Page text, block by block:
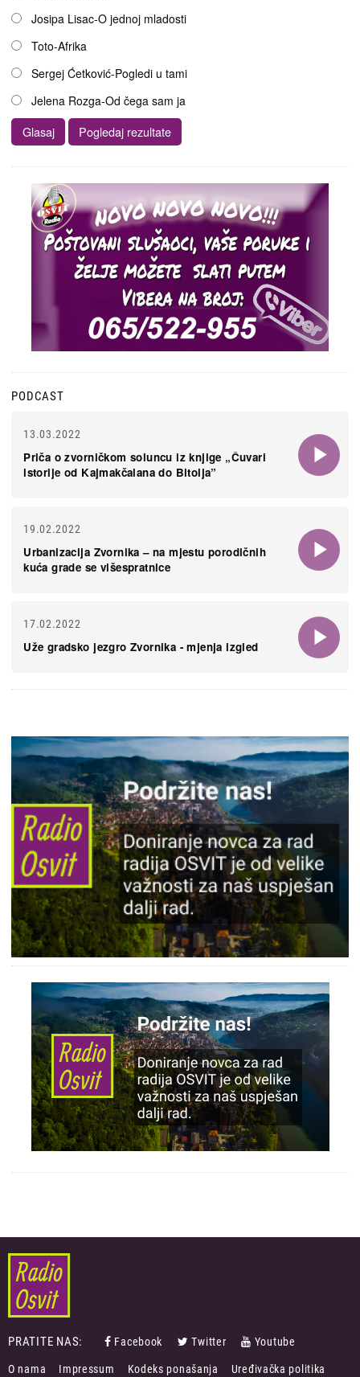
Josipa Lisac-O jednoj mladosti
Toto-Afrika
Sergej Ćetković-Pogledi u tami
Jelena Rozga-Od čega sam ja
PODCAST
13.03.2022
Priča o zvorničkom soluncu iz knjige „Čuvari
istorije od Kajmakčalana do Bitolja”
19.02.2022
Urbanizacija Zvornika – na mjestu porodičnih
kuća grade se višespratnice
17.02.2022
Uže gradsko jezgro Zvornika - mjenja izgled
Slika
PRATITE NAS: Facebook Twitter Youtube
FOOTER
O nama Impressum Kodeks ponašanja Uređivačka politika